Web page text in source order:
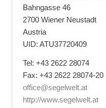
Bahngasse 46
2700 Wiener Neustadt
Austria
UID: ATU37720409
Tel: +43 2622 28074
Fax: +43 2622 28074-20
office@segelwelt.at
http://www.segelwelt.at